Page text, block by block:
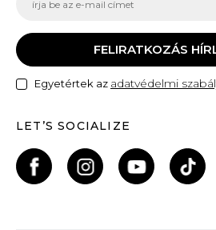
FELIRATKOZÁS
Egyetértek az adatvédelmi
LET’S SOCIALIZE